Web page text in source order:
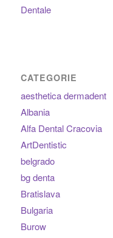
Dentale
CATEGORIE
aesthetica dermadent
Albania
Alfa Dental Cracovia
ArtDentistic
belgrado
bg denta
Bratislava
Bulgaria
Burow